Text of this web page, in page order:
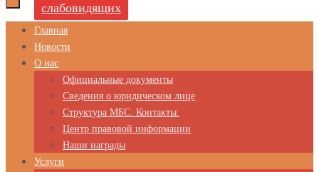
слабовидящих
Перейти
содержимому
Главная
Новости
О нас
Официальные документы
Сведения о юридическом лице
Структура МБС. Контакты.
Центр правовой информации
Наши награды
Услуги